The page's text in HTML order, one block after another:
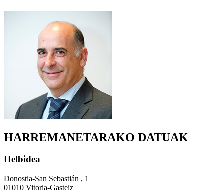
HARREMANETARAKO DATUAK
Helbidea
Donostia-San Sebastián , 1
01010 Vitoria-Gasteiz